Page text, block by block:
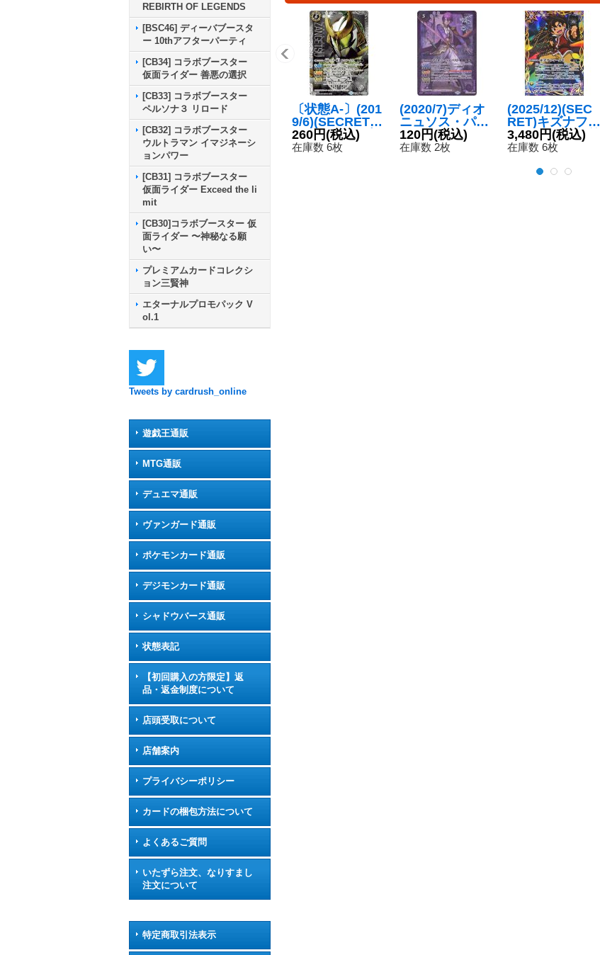
REBIRTH OF LEGENDS
[BSC46] ディーバブースタ
ー 10thアフターパーティ
[CB34] コラボブースター
仮面ライダー 善悪の選択
[CB33] コラボブースター
ペルソナ３ リロード
[CB32] コラボブースター
ウルトラマン イマジネーシ
ョンパワー
[CB31] コラボブースター
仮面ライダー Exceed the li
mit
[CB30]コラボブースター 仮
面ライダー 〜神秘なる願
い〜
プレミアムカードコレクシ
ョン三賢神
エターナルプロモパック V
ol.1
Tweets by cardrush_online
遊戯王通販
MTG通販
デュエマ通販
ヴァンガード通販
ポケモンカード通販
デジモンカード通販
シャドウバース通販
状態表記
【初回購入の方限定】返
品・返金制度について
店頭受取について
店舗案内
プライバシーポリシー
カードの梱包方法について
よくあるご質問
いたずら注文、なりすまし
注文について
特定商取引法表示
〔状態A-〕(201
9/6)(SECRET)
仮面ライダー斬
月メロンアーム
260円(税込)
在庫数 6枚
(2020/7)ディオ
ニュソス・パス
ト/ディオニュソ
ス・フューチャ
120円(税込)
在庫数 2枚
(2025/12)(SEC
RET)キズナフィ
ールド(サイン箔
押し/ツルギ・タ
【R-SEC】{BS
3,480円(税込)
在庫数 6枚